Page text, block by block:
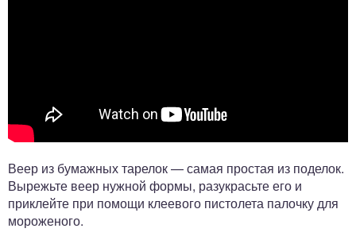
Веер из бумажных тарелок — самая простая из поделок.
Вырежьте веер нужной формы, разукрасьте его и
приклейте при помощи клеевого пистолета палочку для
мороженого.